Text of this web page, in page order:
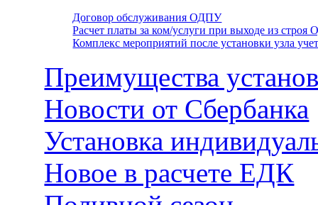
Договор обслуживания ОДПУ
Расчет платы за ком/услуги при выходе из
Комплекс мероприятий после установки узла
Преимущества
Новости от Сбербанка
Установка
Новое в расчете ЕДК